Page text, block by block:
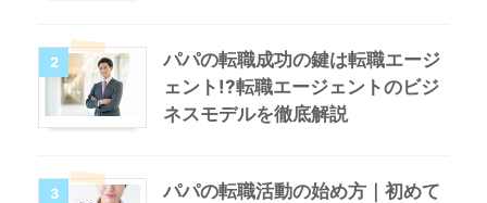
2
パパの転職成功の鍵は転職エージ
ェント!?転職エージェントのビジ
ネスモデルを徹底解説
3
パパの転職活動の始め方｜初めて